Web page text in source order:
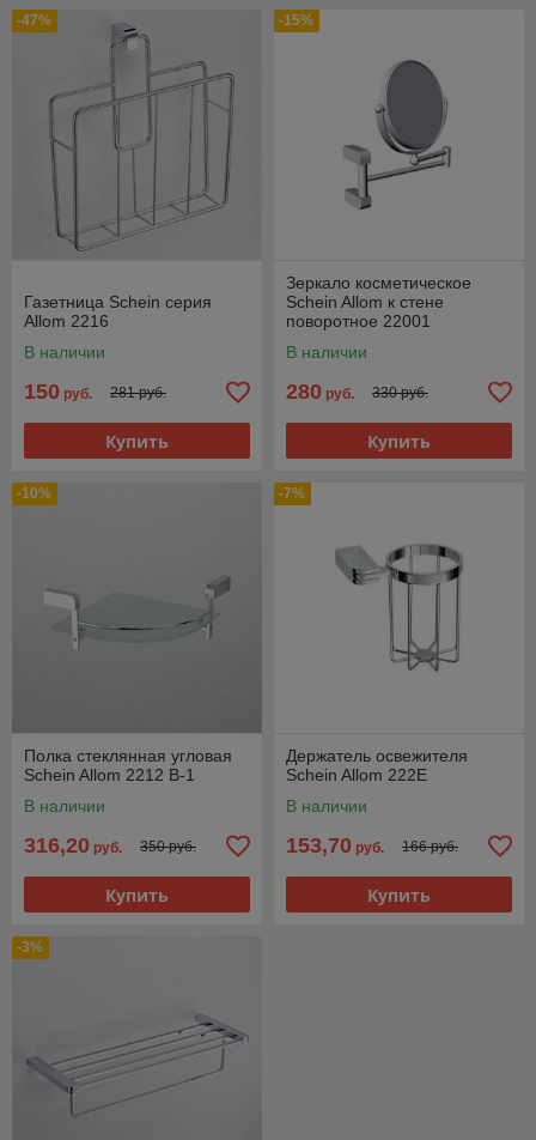
-47%
Газетница Schein серия
Allom 2216
В наличии
150 руб. 281 руб.
Купить
-15%
Зеркало косметическое
Schein Allom к стене
поворотное 22001
В наличии
280 руб. 330 руб.
Купить
-10%
Полка стеклянная угловая
Schein Allom 2212 В-1
В наличии
316,20 руб. 350 руб.
Купить
-7%
Держатель освежителя
Schein Allom 222E
В наличии
153,70 руб. 166 руб.
Купить
-3%